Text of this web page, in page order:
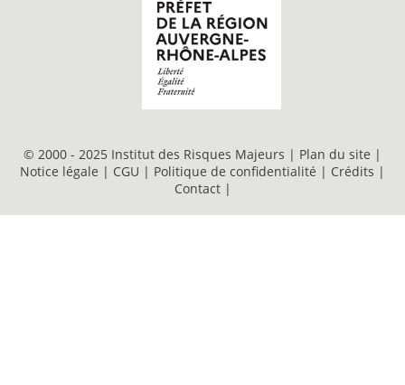
© 2000 - 2025 Institut des Risques Majeurs | Plan du site |
Notice légale | CGU | Politique de confidentialité | Crédits |
Contact |